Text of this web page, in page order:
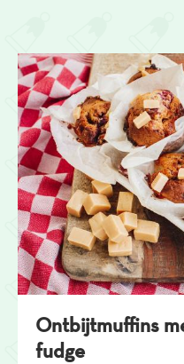
naar
de
inhoud
gaan
Ontbijtmuffins
fudge